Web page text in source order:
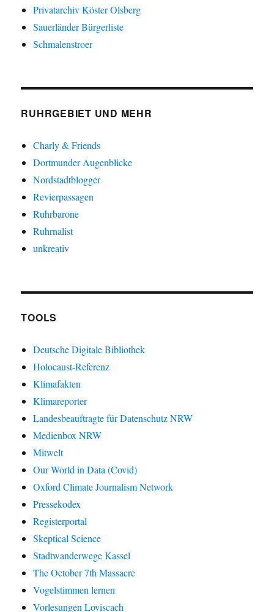
Privatarchiv Köster Olsberg
Sauerländer Bürgerliste
Schmalenstroer
RUHRGEBIET UND MEHR
Charly & Friends
Dortmunder Augenblicke
Nordstadtblogger
Revierpassagen
Ruhrbarone
Ruhrnalist
unkreativ
TOOLS
Deutsche Digitale Bibliothek
Holocaust-Referenz
Klimafakten
Klimareporter
Landesbeauftragte für Datenschutz NRW
Medienbox NRW
Mitwelt
Our World in Data (Covid)
Oxford Climate Journalism Network
Pressekodex
Registerportal
Skeptical Science
Stadtwanderwege Kassel
The October 7th Massacre
Vogelstimmen lernen
Vorlesungen Loviscach